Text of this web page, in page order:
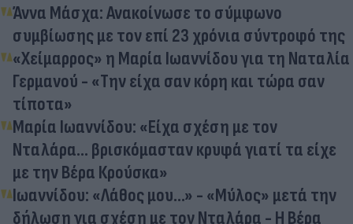
Άννα Μάσχα: Ανακοίνωσε το σύμφωνο
συμβίωσης με τον επί 23 χρόνια σύντροφό της
«Χείμαρρος» η Μαρία Ιωαννίδου για τη Ναταλία
Γερμανού - «Την είχα σαν κόρη και τώρα σαν
τίποτα»
Μαρία Ιωαννίδου: «Είχα σχέση με τον
Νταλάρα... βρισκόμασταν κρυφά γιατί τα είχε
με την Βέρα Κρούσκα»
Ιωαννίδου: «Λάθος μου...» - «Μύλος» μετά την
δήλωση για σχέση με τον Νταλάρα - Η Βέρα